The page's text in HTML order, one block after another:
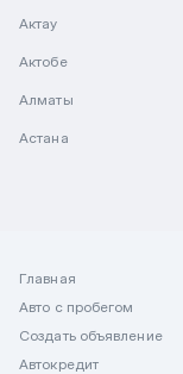
Актау
Актобе
Алматы
Астана
Главная
Авто с пробегом
Создать объявление
Автокредит